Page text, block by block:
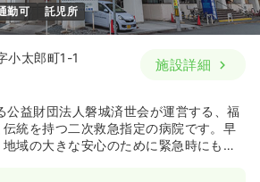
勤可 託児所
小太郎町1-1
施設詳細
公益財団法人磐城済世会が運営する、福
統を持つ二次救急指定の病院です。早
域の大きな安心のために緊急時にも万